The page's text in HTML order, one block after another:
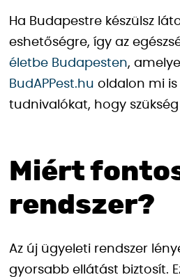
Ha Budapestre készülsz
eshetőségre, így az
életbe Budapesten,
BudAPPest.hu oldalon mi
tudnivalókat, hogy
Miért
rendszer?
Az új ügyeleti rendszer
gyorsabb ellátást biztosít.